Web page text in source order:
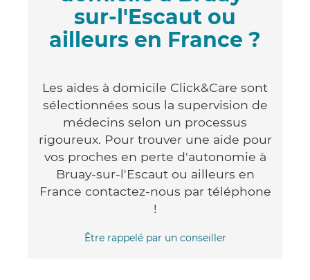
sur-l'Escaut ou
ailleurs en France ?
Les aides à domicile Click&Care sont
sélectionnées sous la supervision de
médecins selon un processus
rigoureux. Pour trouver une aide pour
vos proches en perte d'autonomie à
Bruay-sur-l'Escaut ou ailleurs en
France contactez-nous par téléphone
!
Être rappelé par un conseiller